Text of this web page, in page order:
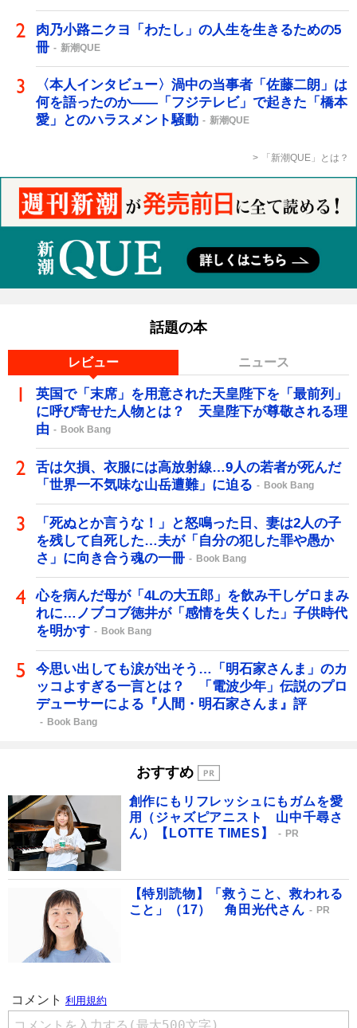
肉乃小路ニクヨ「わたし」の人生を生きるための5
冊
新潮QUE
〈本人インタビュー〉渦中の当事者「佐藤二朗」は
何を語ったのか――「フジテレビ」で起きた「橋本
愛」とのハラスメント騒動
新潮QUE
「新潮QUE」とは？
話題の本
レビュー ニュース
英国で「末席」を用意された天皇陛下を「最前列」
に呼び寄せた人物とは？ 天皇陛下が尊敬される理
由
Book Bang
舌は欠損、衣服には高放射線…9人の若者が死んだ
「世界一不気味な山岳遭難」に迫る
Book Bang
「死ぬとか言うな！」と怒鳴った日、妻は2人の子
を残して自死した…夫が「自分の犯した罪や愚か
さ」に向き合う魂の一冊
Book Bang
心を病んだ母が「4Lの大五郎」を飲み干しゲロまみ
れに…ノブコブ徳井が「感情を失くした」子供時代
を明かす
Book Bang
今思い出しても涙が出そう…「明石家さんま」のカ
ッコよすぎる一言とは？ 「電波少年」伝説のプロ
デューサーによる『人間・明石家さんま』評
Book Bang
おすすめ
創作にもリフレッシュにもガムを愛
用（ジャズピアニスト 山中千尋さ
ん）【LOTTE TIMES】
PR
【特別読物】「救うこと、救われる
こと」（17） 角田光代さん
PR